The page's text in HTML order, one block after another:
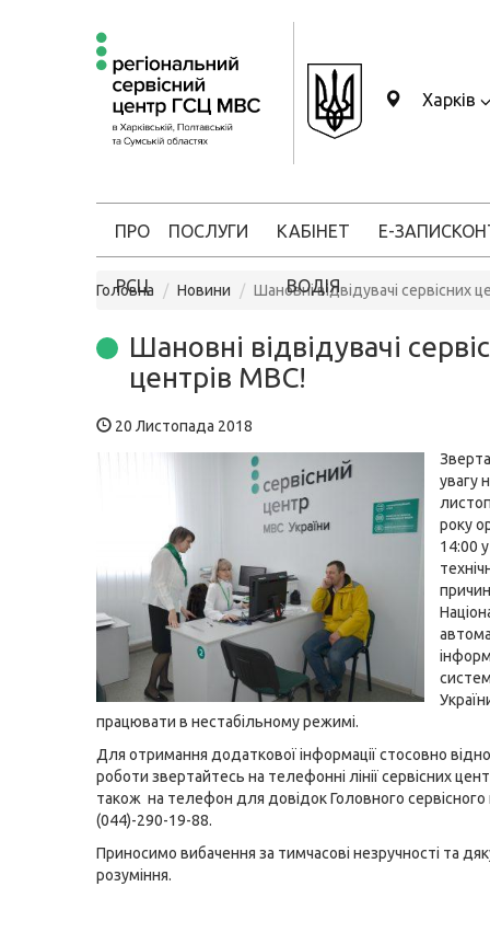
Харків
ПРО
РСЦ
ПОСЛУГИ КАБІНЕТ
ВОДІЯ
Е-ЗАПИС
Головна Новини Шановні відвідувачі сервісних
Шановні відвідувачі
центрів МВС!
20 Листопада 2018
увагу
року
14:00 у
працювати в нестабільному режимі.
Для отримання додаткової інформації стосовно
роботи звертайтесь на телефонні лініїсервісних
також на телефон для довідок Головного
(044)-290-19-88.
Приносимо вибачення за тимчасові незручності та
розуміння.